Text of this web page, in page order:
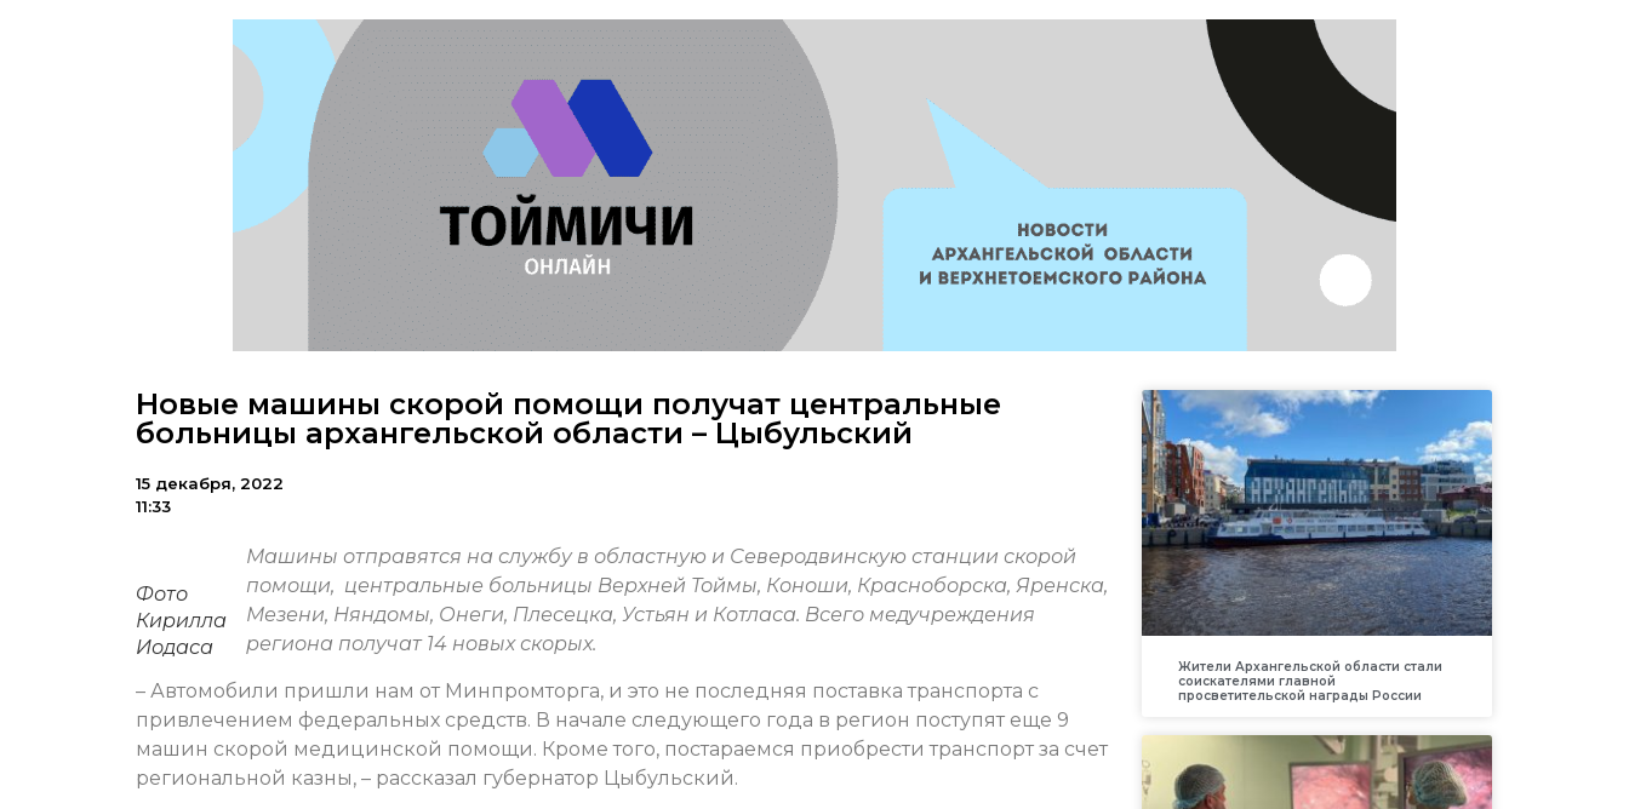
Новые машины скорой помощи получат центральные
больницы архангельской области – Цыбульский
15 декабря, 2022
11:33
Фото
Кирилла
Иодаса
Машины отправятся на службу в областную и Северодвинскую станции скорой
помощи, центральные больницы Верхней Тоймы, Коноши, Красноборска, Яренска,
Мезени, Няндомы, Онеги, Плесецка, Устьян и Котласа. Всего медучреждения
региона получат 14 новых скорых.
– Автомобили пришли нам от Минпромторга, и это не последняя поставка транспорта с
привлечением федеральных средств. В начале следующего года в регион поступят еще 9
машин скорой медицинской помощи. Кроме того, постараемся приобрести транспорт за счет
региональной казны, – рассказал губернатор Цыбульский.
Жители Архангельской области стали
соискателями главной
просветительской награды России